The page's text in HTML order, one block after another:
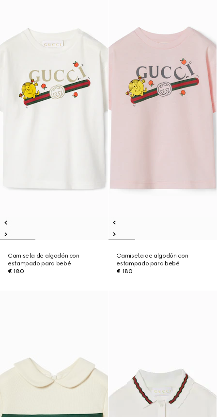
Camiseta de algodón con
estampado para bebé
€ 180
Camiseta de algodón con
estampado para bebé
€ 180